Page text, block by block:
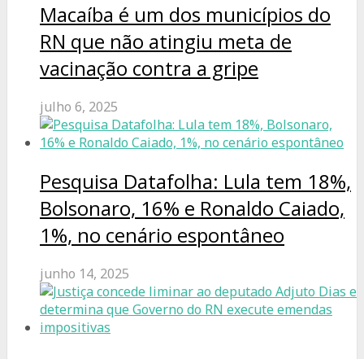
Macaíba é um dos municípios do
RN que não atingiu meta de
vacinação contra a gripe
julho 6, 2025
Pesquisa Datafolha: Lula tem 18%,
Bolsonaro, 16% e Ronaldo Caiado,
1%, no cenário espontâneo
junho 14, 2025